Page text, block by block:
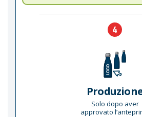
4
Solo dopo aver
approvato